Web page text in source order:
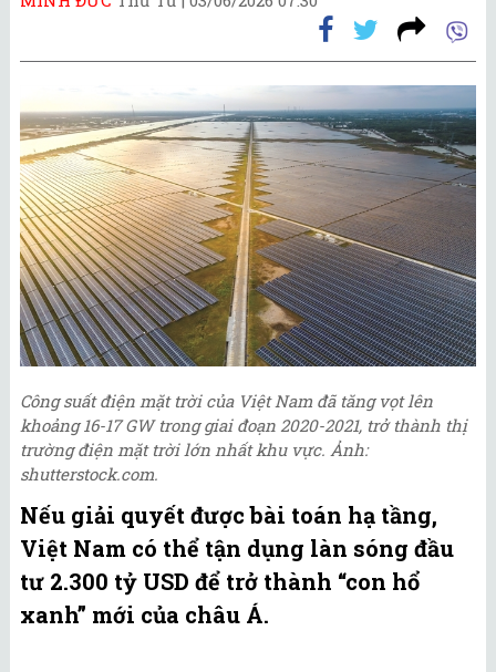
Công suất điện mặt trời của Việt Nam đã tăng vọt lên
khoảng 16-17 GW trong giai đoạn 2020-2021, trở thành thị
trường điện mặt trời lớn nhất khu vực. Ảnh:
shutterstock.com.
Nếu giải quyết được bài toán hạ tầng,
Việt Nam có thể tận dụng làn sóng đầu
tư 2.300 tỷ USD để trở thành “con hổ
xanh” mới của châu Á.